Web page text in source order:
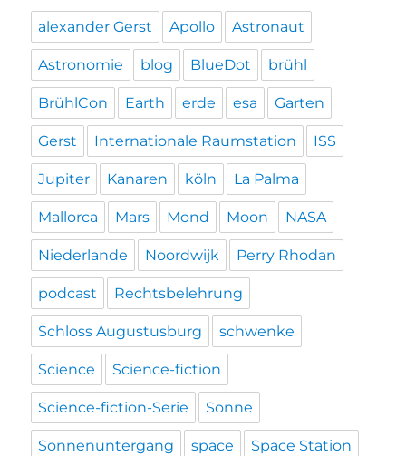
alexander Gerst Apollo Astronaut
Astronomie blog BlueDot brühl
BrühlCon Earth erde esa Garten
Gerst Internationale Raumstation ISS
Jupiter Kanaren köln La Palma
Mallorca Mars Mond Moon NASA
Niederlande Noordwijk Perry Rhodan
podcast Rechtsbelehrung
Schloss Augustusburg schwenke
Science Science-fiction
Science-fiction-Serie Sonne
Sonnenuntergang space Space Station